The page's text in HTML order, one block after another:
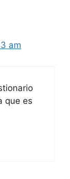
am
que es